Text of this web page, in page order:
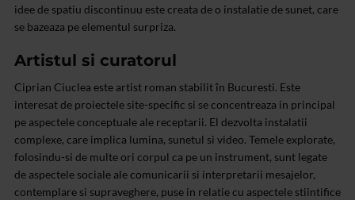
idee de spatiu discontinuu este creata de o instalatie de sunet, care
se bazeaza pe elementul surpriza.
Artistul si curatorul
Ciprian Ciuclea este artist roman stabilit în Bucuresti. Este
interesat de proiectele site-specific si se concentreaza in principal
pe aspectele conceptuale ale receptarii. El dezvolta instalatii
complexe, care implica lumina, sunetul si video. Temele explorate,
folosindu-si de multe ori corpul ca pe un instrument, sunt legate
de aspectele sociale ale comunicarii si interpretarii mesajelor,
contemplare si supraveghere, puse in relatie cu aspectele stiintifice